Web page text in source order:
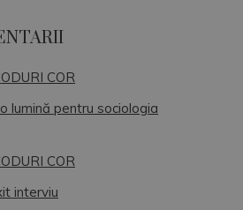
COR
lumină pentru sociologia
COR
interviu